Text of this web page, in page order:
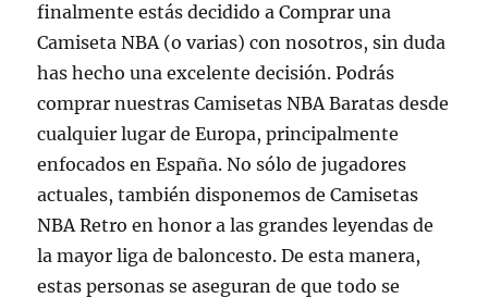
finalmente estás decidido a Comprar una
Camiseta NBA (o varias) con nosotros, sin duda
has hecho una excelente decisión. Podrás
comprar nuestras Camisetas NBA Baratas desde
cualquier lugar de Europa, principalmente
enfocados en España. No sólo de jugadores
actuales, también disponemos de Camisetas
NBA Retro en honor a las grandes leyendas de
la mayor liga de baloncesto. De esta manera,
estas personas se aseguran de que todo se